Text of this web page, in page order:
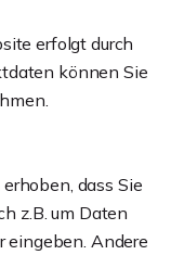
erfolgt durch
können Sie
dass Sie
z.B. um Daten
eingeben. Andere